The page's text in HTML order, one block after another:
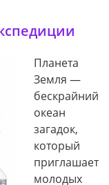
Планета
Земля —
бескрайний
океан
загадок,
который
приглашает
молодых